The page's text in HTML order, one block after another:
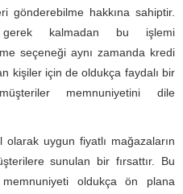
gönderebilme hakkına sahiptir.
kalmadan bu işlemi
seçeneği aynı zamanda kredi
kişiler için de oldukça faydalı bir
memnuniyetini dile
uygun fiyatlı mağazaların
sunulan bir fırsattır. Bu
memnuniyeti oldukça ön plana